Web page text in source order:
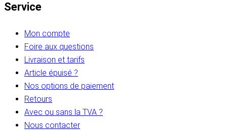
Service
Mon compte
Foire aux questions
Livraison et tarifs
Article épuisé ?
Nos options de paiement
Retours
Avec ou sans la TVA ?
Nous contacter